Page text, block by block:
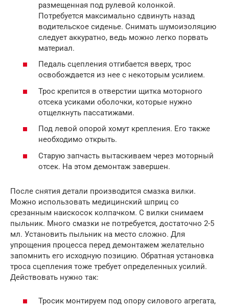
размещенная под рулевой колонкой.
Потребуется максимально сдвинуть назад
водительское сиденье. Снимать шумоизоляцию
следует аккуратно, ведь можно легко порвать
материал.
Педаль сцепления отгибается вверх, трос
освобождается из нее с некоторым усилием.
Трос крепится в отверстии щитка моторного
отсека усиками оболочки, которые нужно
отщелкнуть пассатижами.
Под левой опорой хомут крепления. Его также
необходимо открыть.
Старую запчасть вытаскиваем через моторный
отсек. На этом демонтаж завершен.
После снятия детали производится смазка вилки.
Можно использовать медицинский шприц со
срезанным наискосок колпачком. С вилки снимаем
пыльник. Много смазки не потребуется, достаточно 2-5
мл. Установить пыльник на место сложно. Для
упрощения процесса перед демонтажем желательно
запомнить его исходную позицию. Обратная установка
троса сцепления тоже требует определенных усилий.
Действовать нужно так:
Тросик монтируем под опору силового агрегата,